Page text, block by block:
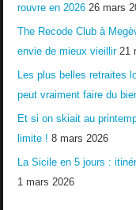
rouvre en 2026 26 mars
The Recode Club à
envie de mieux vieillir 21
Les plus belles retraites
peut vraiment faire du
Et si on skiait au
limite ! 8 mars 2026
La Sicile en 5 jours :
1 mars 2026